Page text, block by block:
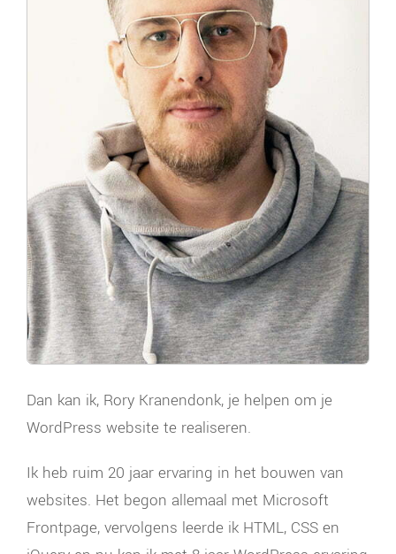
Dan kan ik, Rory Kranendonk, je helpen om je
WordPress website te realiseren.
Ik heb ruim 20 jaar ervaring in het bouwen van
websites. Het begon allemaal met Microsoft
Frontpage, vervolgens leerde ik HTML, CSS en